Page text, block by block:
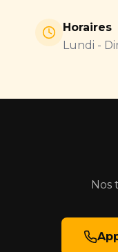
Horaires
Lundi -
Nos